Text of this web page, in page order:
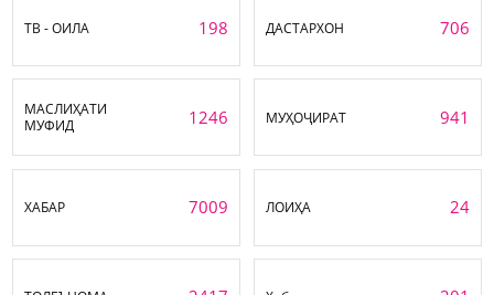
ТВ - ОИЛА 198 ДАСТАРХОН 706
МАСЛИҲАТИ
МУФИД
1246 МУҲОҶИРАТ 941
ХАБАР 7009 ЛОИҲА 24